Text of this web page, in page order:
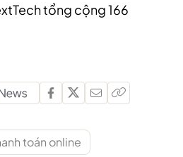
tổng cộng 166
toán online